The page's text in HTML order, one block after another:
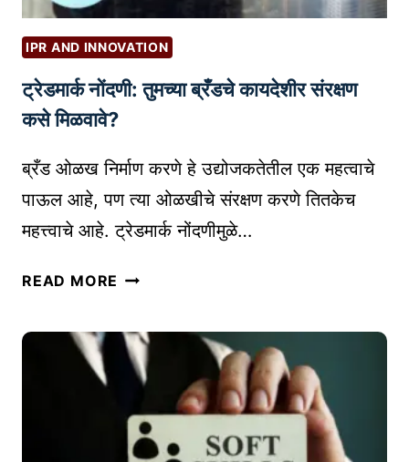
ण
जे
का
य
?
से
या
र
रा
चे
IPR AND INNOVATION
ट्रेडमार्क नोंदणी: तुमच्या ब्रँडचे कायदेशीर संरक्षण
कसे मिळवावे?
ब्रँड ओळख निर्माण करणे हे उद्योजकतेतील एक महत्वाचे
पाऊल आहे, पण त्या ओळखीचे संरक्षण करणे तितकेच
महत्त्वाचे आहे. ट्रेडमार्क नोंदणीमुळे…
READ MORE ट्रे
र्क
णी